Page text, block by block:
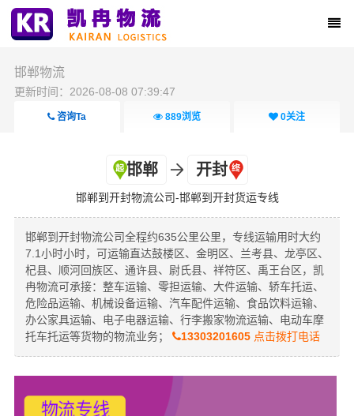
邯郸物流
更新时间：2026-08-08 07:39:47
咨询Ta 889浏览 0关注
邯郸 开封
邯郸到开封物流公司-邯郸到开封货运专线
邯郸到开封物流公司全程约635公里公里，专线运输用时大约
7.1小时小时，可运输直达鼓楼区、金明区、兰考县、龙亭区、
杞县、顺河回族区、通许县、尉氏县、祥符区、禹王台区，凯
冉物流可承接：整车运输、零担运输、大件运输、轿车托运、
危险品运输、机械设备运输、汽车配件运输、食品饮料运输、
办公家具运输、电子电器运输、行李搬家物流运输、电动车摩
托车托运等货物的物流业务；
13303201605点击拨打电话